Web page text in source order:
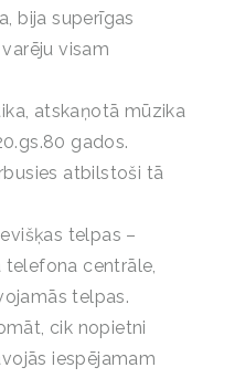
bija superīgas
visam
atskaņotā mūzika
gados.
atbilstoši tā
telpas –
telefona centrāle,
telpas.
cik nopietni
iespējamam